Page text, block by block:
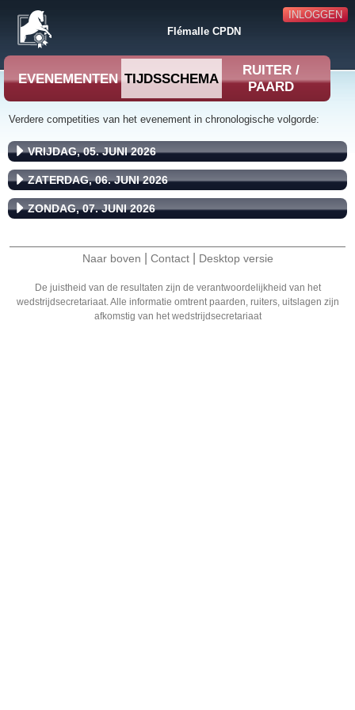
INLOGGEN
Flémalle CPDN
EVENEMENTEN TIJDSSCHEMA
RUITER /
PAARD
Verdere competities van het evenement in chronologische volgorde:
VRIJDAG, 05. JUNI 2026
ZATERDAG, 06. JUNI 2026
ZONDAG, 07. JUNI 2026
Naar boven Contact Desktop versie
De juistheid van de resultaten zijn de verantwoordelijkheid van het
wedstrijdsecretariaat. Alle informatie omtrent paarden, ruiters, uitslagen zijn
afkomstig van het wedstrijdsecretariaat